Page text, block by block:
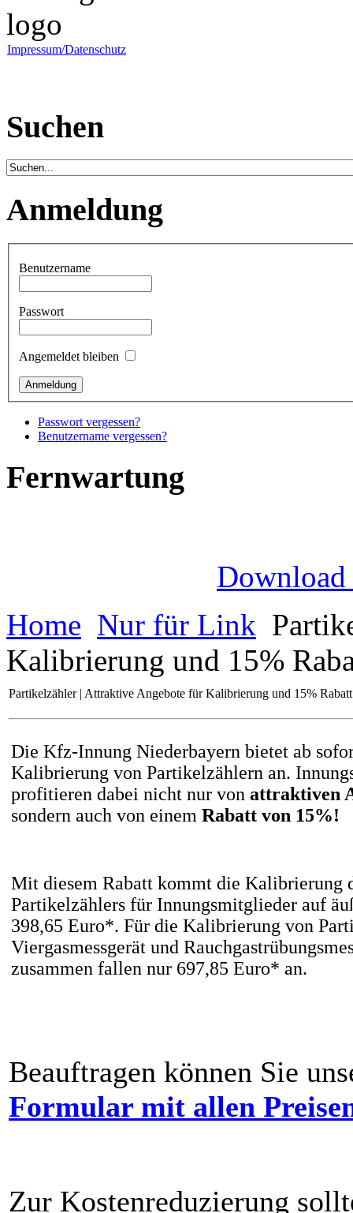
Impressum/Datenschutz
Suchen
Anmeldung
Benutzername
Passwort
Angemeldet bleiben
Passwort vergessen?
Benutzername vergessen?
Fernwartung
Download
Home Nur für Link
Kalibrierung und 15%
Partikelzähler | Attraktive Angebote für Kalibrierung und 15%
Die Kfz-Innung Niederbayern bietet ab
Kalibrierung von Partikelzählern an.
profitieren dabei nicht nur von attraktiven
sondern auch von einem Rabatt von 15%!
Mit diesem Rabatt kommt die Kalibrierung
Partikelzählers für Innungsmitglieder auf
398,65 Euro*. Für die Kalibrierung von
Viergasmessgerät und
zusammen fallen nur 697,85 Euro* an.
Beauftragen können Sie
Formular mit allen
Zur Kostenreduzierung